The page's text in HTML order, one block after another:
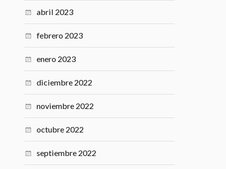
abril 2023
febrero 2023
enero 2023
diciembre 2022
noviembre 2022
octubre 2022
septiembre 2022